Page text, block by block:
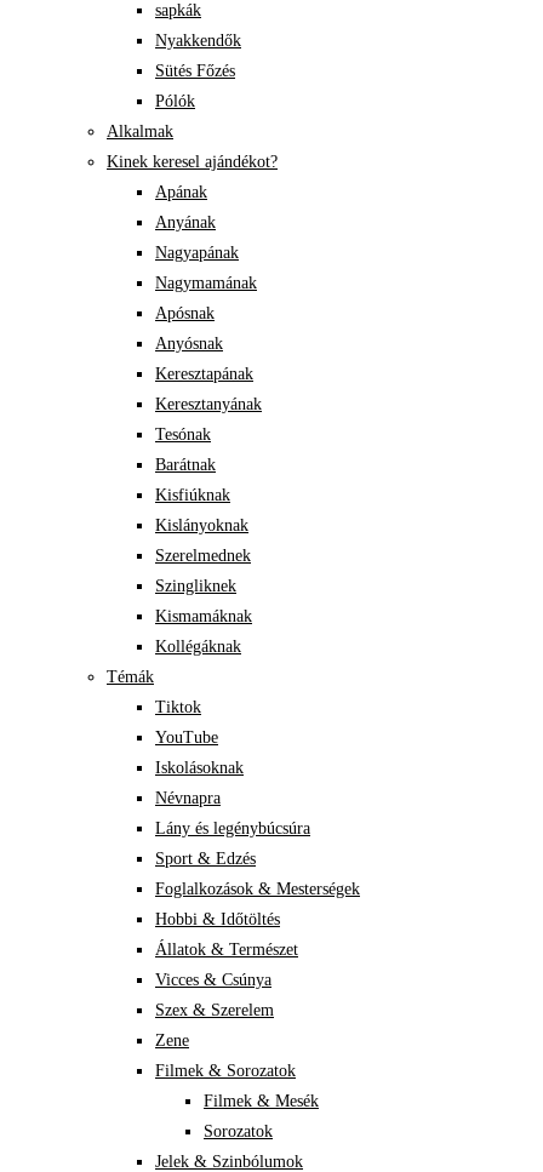
sapkák
Nyakkendők
Sütés Főzés
Pólók
Alkalmak
Kinek keresel ajándékot?
Apának
Anyának
Nagyapának
Nagymamának
Apósnak
Anyósnak
Keresztapának
Keresztanyának
Tesónak
Barátnak
Kisfiúknak
Kislányoknak
Szerelmednek
Szingliknek
Kismamáknak
Kollégáknak
Témák
Tiktok
YouTube
Iskolásoknak
Névnapra
Lány és legénybúcsúra
Sport & Edzés
Foglalkozások & Mesterségek
Hobbi & Időtöltés
Állatok & Természet
Vicces & Csúnya
Szex & Szerelem
Zene
Filmek & Sorozatok
Filmek & Mesék
Sorozatok
Jelek & Szinbólumok